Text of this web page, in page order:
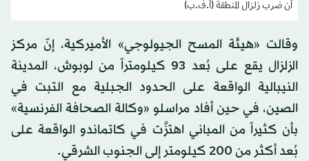
أن ضرب زلزال المنطقة (أ.ف.ب)
وقالت «هيئة المسح الجيولوجي» الأميركية، إنّ مركز
الزلزال يقع على بُعد 93 كيلومتراً من لوبوش، المدينة
النيبالية الواقعة على الحدود الجبلية مع التبت في
الصين، في حين أفاد مراسلو «وكالة الصحافة الفرنسية»
بأن كثيراً من المباني اهتزَّت في كاتماندو الواقعة على
بُعد أكثر من 200 كيلومتر إلى الجنوب الشرقي.